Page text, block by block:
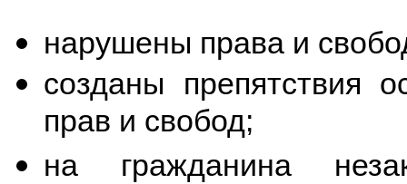
нарушены права и
созданы препятствия
прав и свобод;
на гражданина